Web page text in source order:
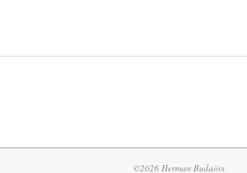
©2026 Herman Budaörs